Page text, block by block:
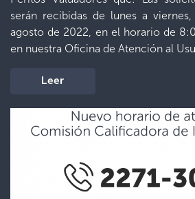
serán recibidas de lunes a
agosto de 2022, en el horario de
en nuestra Oficina de Atención al
Leer